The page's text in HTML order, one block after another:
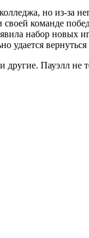
но из-за
команде
набор
удается вернуться
Пауэлл не